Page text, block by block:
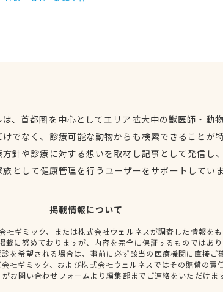
、首都圏を中心としてエリア拡大中の獣医師・動
でなく、診療可能な動物からも検索できることが
針や診療に対する想いを取材し記事として発信し
として健康管理を行うユーザーをサポートしてい
掲載情報について
社ギミック、または株式会社ウェルネスが調査した情報を
載に努めておりますが、内容を完全に保証するものではあ
を希望される場合は、事前に必ず該当の医療機関に直接ご
社ギミック、および株式会社ウェルネスではその賠償の責
お問い合わせフォームより編集部までご連絡をいただけま